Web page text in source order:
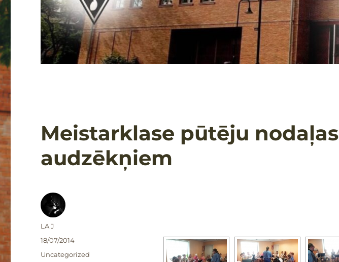
Meistarklase pūtēju nodaļas
audzēkņiem
Autors
LA J
Publicēts
18/07/2014
Kategorijas
Uncategorized